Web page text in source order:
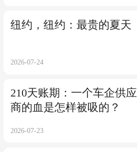
纽约，纽约：最贵的夏天
2026-07-24
210天账期：一个车企供应
商的血是怎样被吸的？
2026-07-23